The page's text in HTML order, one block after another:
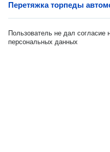
Перетяжка торпеды
Пользователь не дал согласие
персональных данных